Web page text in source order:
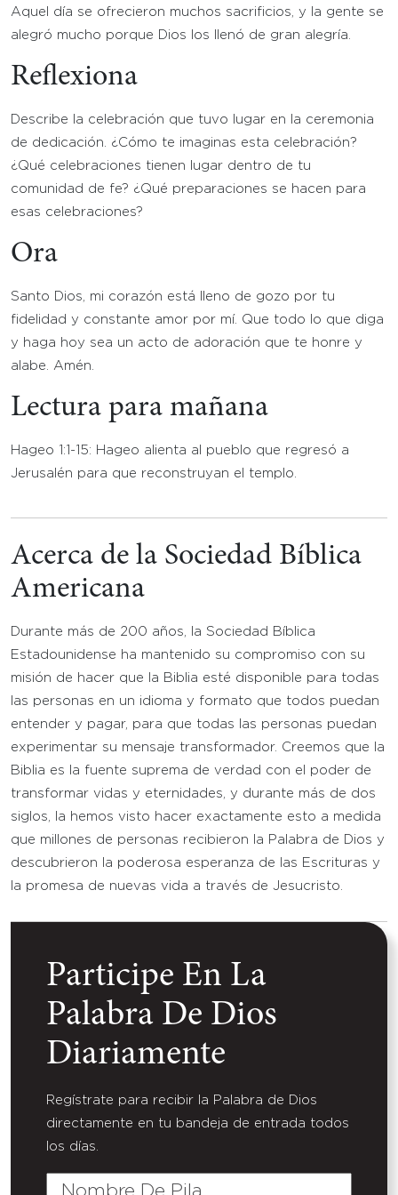
Aquel día se ofrecieron muchos sacrificios, y la gente se
alegró mucho porque Dios los llenó de gran alegría.
Reflexiona
Describe la celebración que tuvo lugar en la ceremonia
de dedicación. ¿Cómo te imaginas esta celebración?
¿Qué celebraciones tienen lugar dentro de tu
comunidad de fe? ¿Qué preparaciones se hacen para
esas celebraciones?
Ora
Santo Dios, mi corazón está lleno de gozo por tu
fidelidad y constante amor por mí. Que todo lo que diga
y haga hoy sea un acto de adoración que te honre y
alabe. Amén.
Lectura para mañana
Hageo 1:1-15: Hageo alienta al pueblo que regresó a
Jerusalén para que reconstruyan el templo.
Acerca de la Sociedad Bíblica
Americana
Durante más de 200 años, la Sociedad Bíblica
Estadounidense ha mantenido su compromiso con su
misión de hacer que la Biblia esté disponible para todas
las personas en un idioma y formato que todos puedan
entender y pagar, para que todas las personas puedan
experimentar su mensaje transformador. Creemos que la
Biblia es la fuente suprema de verdad con el poder de
transformar vidas y eternidades, y durante más de dos
siglos, la hemos visto hacer exactamente esto a medida
que millones de personas recibieron la Palabra de Dios y
descubrieron la poderosa esperanza de las Escrituras y
la promesa de nuevas vida a través de Jesucristo.
Participe En La
Palabra De Dios
Diariamente
Regístrate para recibir la Palabra de Dios
directamente en tu bandeja de entrada todos
los días.
Nombre